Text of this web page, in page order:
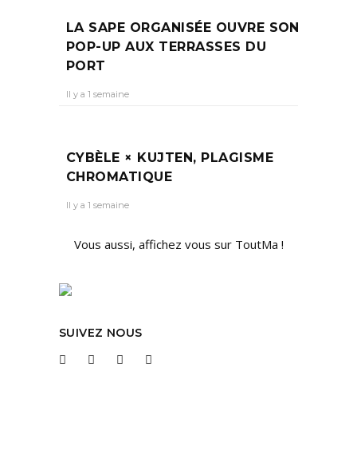
LA SAPE ORGANISÉE OUVRE SON
POP-UP AUX TERRASSES DU
PORT
Il y a 1 semaine
CYBÈLE × KUJTEN, PLAGISME
CHROMATIQUE
Il y a 1 semaine
Vous aussi, affichez vous sur ToutMa !
SUIVEZ NOUS